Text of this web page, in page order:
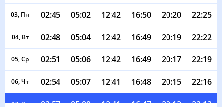
03, Пн 02:45 05:02 12:42 16:50 20:20 22:25
04, Вт 02:48 05:04 12:42 16:49 20:19 22:22
05, Ср 02:51 05:06 12:42 16:49 20:17 22:19
06, Чт 02:54 05:07 12:41 16:48 20:15 22:16
07, Пт 02:57 05:09 12:41 16:47 20:13 22:13